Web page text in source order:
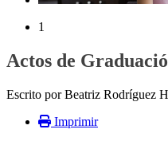
1
Actos de
Escrito por Beatriz Rodríguez
Imprimir